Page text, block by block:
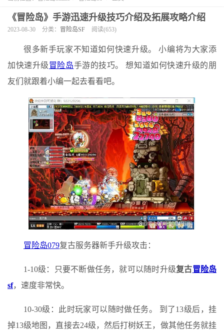
《冒险岛》手游迅速升级技巧介绍及拓展攻略介绍
2023-08-30 分类： 冒险岛SF 阅读(653)
很多新手玩家不知道如何快速升级。 小编将为大家添
加快速升级冒险岛手游的技巧。 想知道如何快速升级的朋
友们就跟着小编一起去看看吧。
冒险岛079复古服务器新手升级攻击：
1-10级：只要不断做任务，就可以随时升级复古冒险岛
sf，速度非常快。
10-30级：此时玩家可以随时做任务。 到了13级后，挂
掉13级地图，直接去24级，然后打树妖王，做其他任务就挂